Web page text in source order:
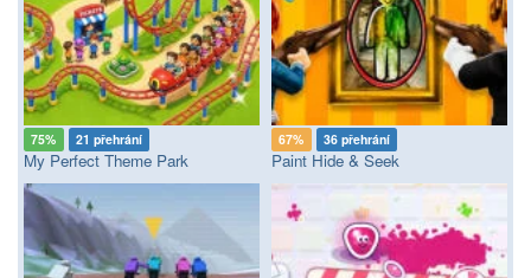
75% 21 přehrání
My Perfect Theme Park
67% 36 přehrání
Paint Hide & Seek